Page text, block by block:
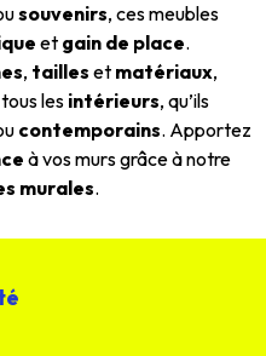
souvenirs, ces meubles
et gain de place.
, tailles et matériaux,
les intérieurs, qu’ils
contemporains. Apportez
à vos murs grâce à notre
murales.